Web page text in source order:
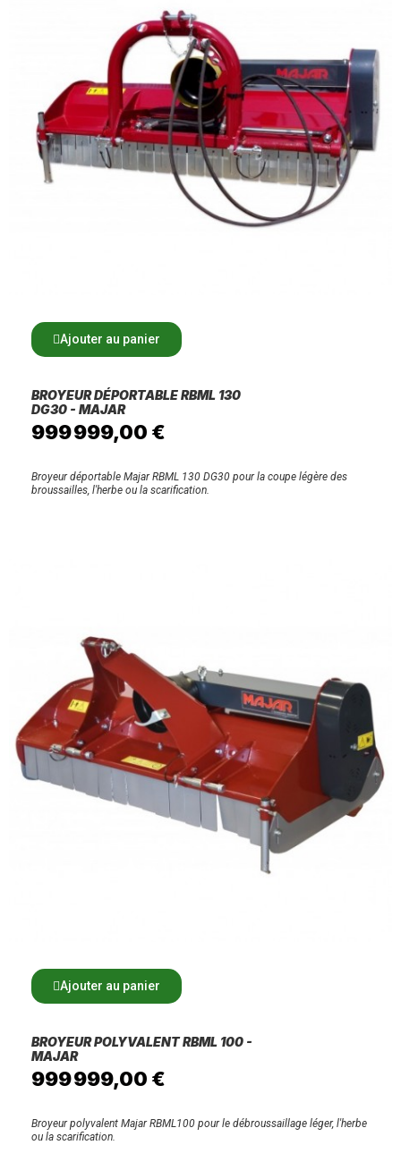
Ajouter au panier
BROYEUR DÉPORTABLE RBML 130
DG30 - MAJAR
999 999,00 €
Broyeur déportable Majar RBML 130 DG30 pour la coupe légère des
broussailles, l'herbe ou la scarification.
Ajouter au panier
BROYEUR POLYVALENT RBML 100 -
MAJAR
999 999,00 €
Broyeur polyvalent Majar RBML100 pour le débroussaillage léger, l'herbe
ou la scarification.